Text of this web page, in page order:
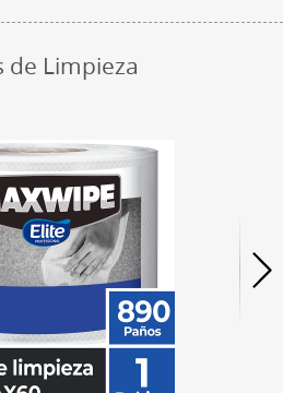
de Limpieza